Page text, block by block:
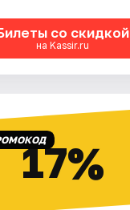
со скидкой
на Kassir.ru
17%